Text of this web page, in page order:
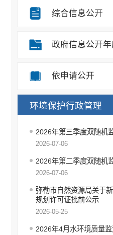
重大决策事项
办事统计
应急预案
税收管理信息公开
环境保护信息公开
环境保护行政许可
环境保护行政处罚
环境保护行政管理
环境保护其他公开事项
财政信息公开
综合信息公开
政府信息公开
依申请公开
环境保护行政管理
2026年第三季度双随机
2026-07-06
2026年第二季度双随机
2026-07-06
弥勒市自然资源局关于
规划许可证批前公示
2026-05-25
2026年4月水环境质量